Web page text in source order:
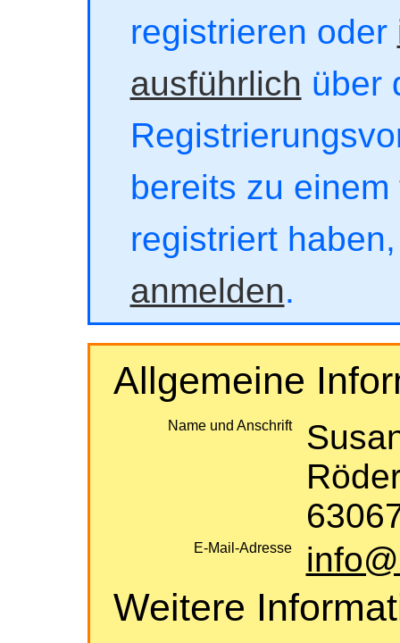
registrieren oder
ausführlich über
bereits zu
registriert
anmelden.
Allgemeine
Name und Anschrift
E-Mail-Adresse
Weitere